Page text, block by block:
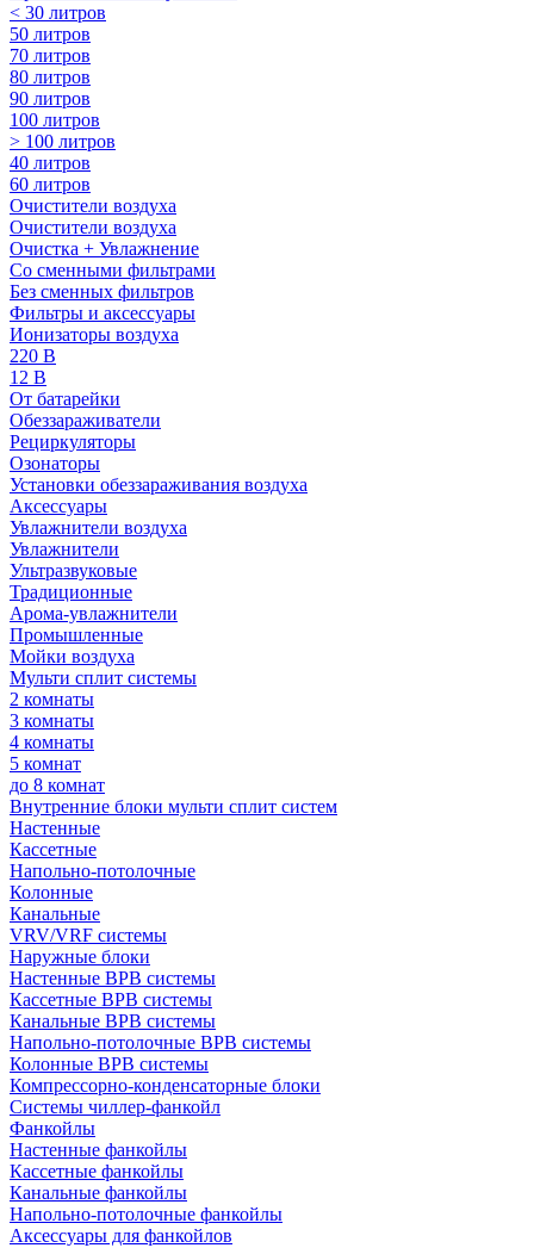
< 30 литров
50 литров
70 литров
80 литров
90 литров
100 литров
> 100 литров
40 литров
60 литров
Очистители воздуха
Очистители воздуха
Очистка + Увлажнение
Cо сменными фильтрами
Без сменных фильтров
Фильтры и аксессуары
Ионизаторы воздуха
220 В
12 В
От батарейки
Обеззараживатели
Рециркуляторы
Озонаторы
Установки обеззараживания воздуха
Аксессуары
Увлажнители воздуха
Увлажнители
Ультразвуковые
Традиционные
Арома-увлажнители
Промышленные
Мойки воздуха
Мульти сплит системы
2 комнаты
3 комнаты
4 комнаты
5 комнат
до 8 комнат
Внутренние блоки мульти сплит систем
Настенные
Кассетные
Напольно-потолочные
Колонные
Канальные
VRV/VRF системы
Наружные блоки
Настенные ВРВ системы
Кассетные ВРВ системы
Канальные ВРВ системы
Напольно-потолочные ВРВ системы
Колонные ВРВ системы
Компрессорно-конденсаторные блоки
Системы чиллер-фанкойл
Фанкойлы
Настенные фанкойлы
Кассетные фанкойлы
Канальные фанкойлы
Напольно-потолочные фанкойлы
Аксессуары для фанкойлов